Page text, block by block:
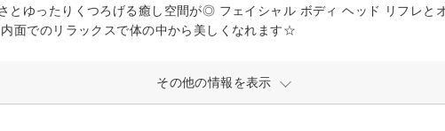
とゆったりくつろげる癒し空間が◎ フェイシャル ボディ ヘッド リフレと
内面でのリラックスで体の中から美しくなれます☆
その他の情報を表示